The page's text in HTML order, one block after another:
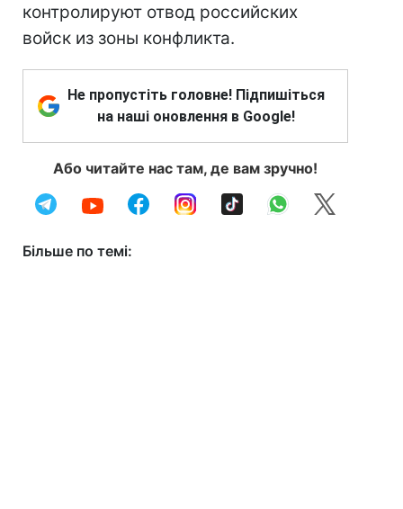
контролируют отвод российских
войск из зоны конфликта.
Не пропустіть головне! Підпишіться
на наші оновлення в Google!
Або читайте нас там, де вам зручно!
Більше по темі: